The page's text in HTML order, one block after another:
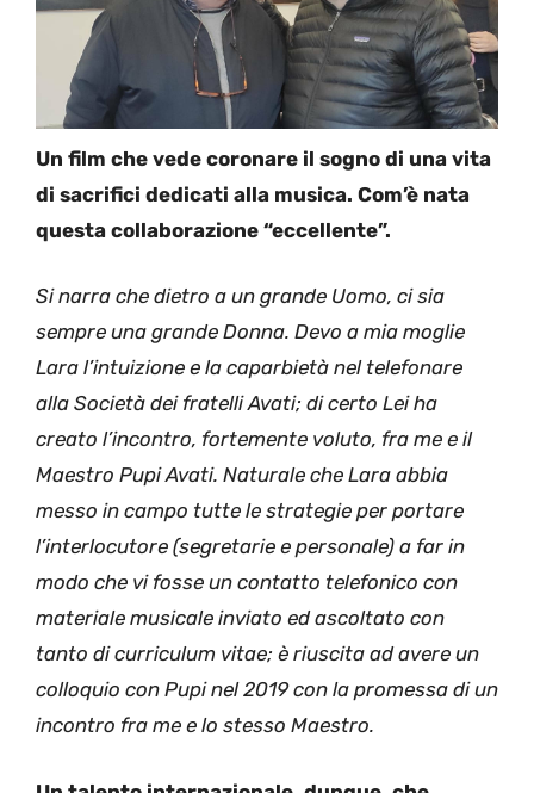
Un film che vede coronare il sogno di una vita
di sacrifici dedicati alla musica. Com’è nata
questa collaborazione “eccellente”.
Si narra che dietro a un grande Uomo, ci sia
sempre una grande Donna. Devo a mia moglie
Lara l’intuizione e la caparbietà nel telefonare
alla Società dei fratelli Avati; di certo Lei ha
creato l’incontro, fortemente voluto, fra me e il
Maestro Pupi Avati. Naturale che Lara abbia
messo in campo tutte le strategie per portare
l’interlocutore (segretarie e personale) a far in
modo che vi fosse un contatto telefonico con
materiale musicale inviato ed ascoltato con
tanto di curriculum vitae; è riuscita ad avere un
colloquio con Pupi nel 2019 con la promessa di un
incontro fra me e lo stesso Maestro.